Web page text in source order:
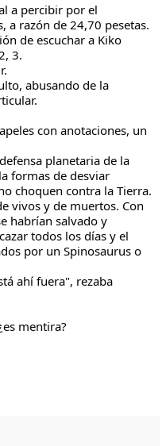
a percibir por el
a razón de 24,70 pesetas.
de escuchar a Kiko
3.
abusando de la
con anotaciones, un
planetaria de la
formas de desviar
choquen contra la Tierra.
vivos y de muertos. Con
habrían salvado y
todos los días y el
por un Spinosaurus o
ahí fuera", rezaba
mentira?